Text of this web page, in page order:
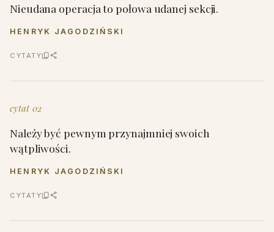
Nieudana operacja to połowa udanej sekcji.
HENRYK JAGODZIŃSKI
CYTATY
cytat 02
Należy być pewnym przynajmniej swoich
wątpliwości.
HENRYK JAGODZIŃSKI
CYTATY